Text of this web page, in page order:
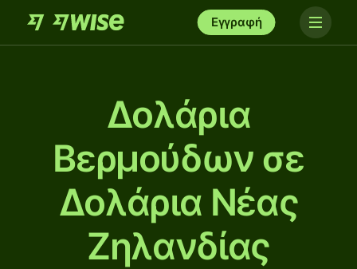
Εγγραφή
Δολάρια
Βερμούδων σε
Δολάρια Νέας
Ζηλανδίας